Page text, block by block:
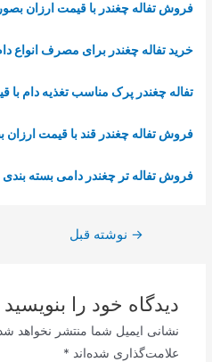
فروش تفاله چغندر با قیمت ارزان
خرید تفاله چغندر برای مصرف انواع
تفاله چغندر پرک مناسب تغذیه دام با
فروش تفاله چغندر قند با قیمت
فروش تفاله تر چغندر دامی بسته
→ نوشته قبل
دیدگاه‌ خود را بنویسید
نشانی ایمیل شما منتشر نخواهد
علامت‌گذاری شده‌اند *